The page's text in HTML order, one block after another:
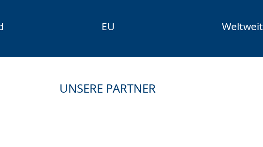
EU Weltweit
UNSERE PARTNER